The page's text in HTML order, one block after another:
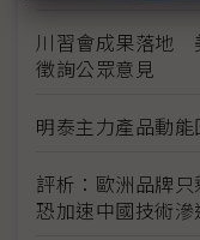
川習會成果落地
徵詢公眾意見
明泰主力產品動
評析：歐洲品牌
恐加速中國技術滲